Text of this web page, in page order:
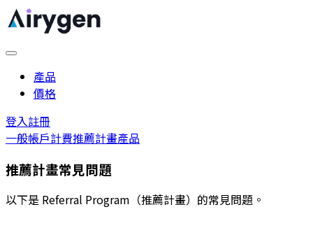
產品
價格
登入註冊
一般帳戶計費推薦計畫產品
推薦計畫常見問題
以下是 Referral Program（推薦計畫）的常見問題。